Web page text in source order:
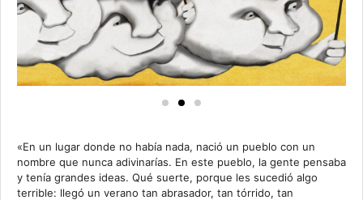
«En un lugar donde no había nada, nació un pueblo con un
nombre que nunca adivinarías. En este pueblo, la gente pensaba
y tenía grandes ideas. Qué suerte, porque les sucedió algo
terrible: llegó un verano tan abrasador, tan tórrido, tan